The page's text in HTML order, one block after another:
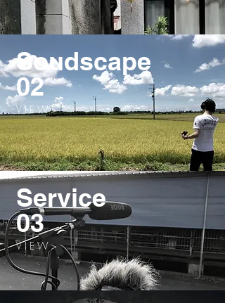
Soudscape
02
V I E W >
Service
03
V I E W >